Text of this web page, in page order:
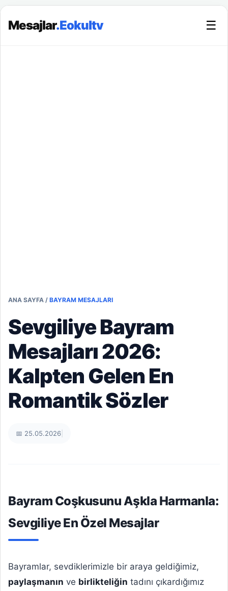
Mesajlar.Eokultv ☰
ANA SAYFA / BAYRAM MESAJLARI
Sevgiliye Bayram
Mesajları 2026:
Kalpten Gelen En
Romantik Sözler
📅 25.05.2026
Bayram Coşkusunu Aşkla Harmanla:
Sevgiliye En Özel Mesajlar
Bayramlar, sevdiklerimizle bir araya geldiğimiz,
paylaşmanın ve birlikteliğin tadını çıkardığımız